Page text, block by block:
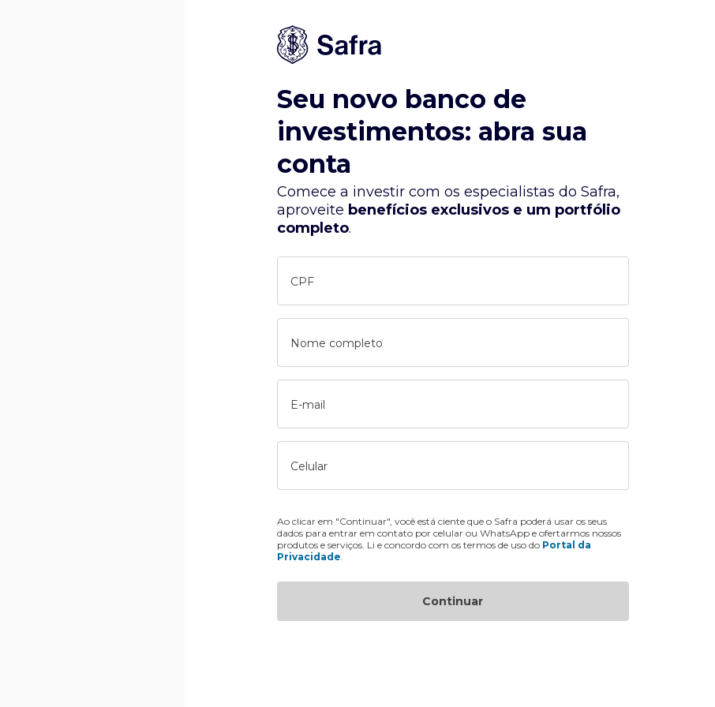
Seu novo banco de
investimentos: abra sua
conta
Comece a investir com os especialistas do Safra,
aproveite benefícios exclusivos e um portfólio
completo.
CPF
Nome completo
E-mail
Celular
Ao clicar em "Continuar", você está ciente que o Safra poderá usar os seus
dados para entrar em contato por celular ou WhatsApp e ofertarmos nossos
produtos e serviços. Li e concordo com os termos de uso do Portal da
Privacidade
Continuar